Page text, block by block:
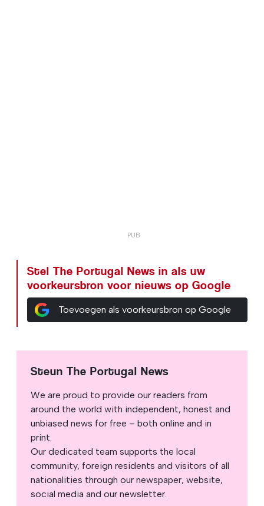
Stel The Portugal News in als uw
voorkeursbron voor nieuws op Google
Toevoegen als voorkeursbron op Google
Steun The Portugal News
We are proud to provide our readers from
around the world with independent, honest and
unbiased news for free – both online and in
print.
Our dedicated team supports the local
community, foreign residents and visitors of all
nationalities through our newspaper, website,
social media and our newsletter.